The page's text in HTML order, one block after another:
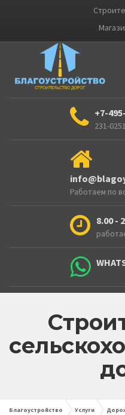
+7-
231-0251
Работаем по
8.00 -
Благоустройство Услуги